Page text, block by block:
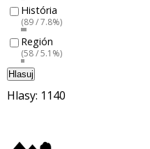
História
(89 / 7.8%)
Región
(58 / 5.1%)
Hlasuj
Hlasy: 1140